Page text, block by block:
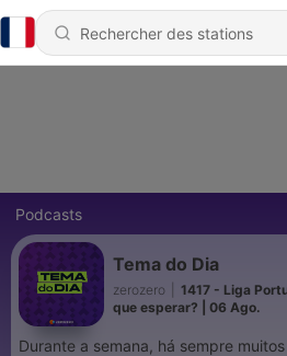
Podcasts
Tema do Dia
zerozero
1417 - Liga
que esperar? | 06 Ago.
Durante a semana, há sempre